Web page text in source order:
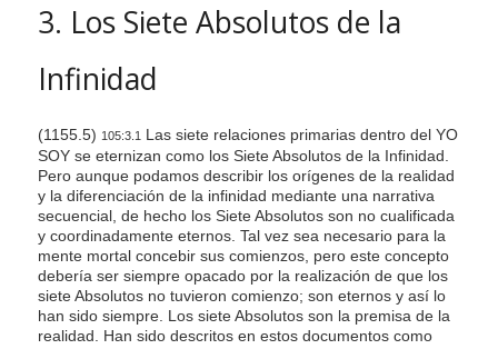
3. Los Siete Absolutos de la
Infinidad
(1155.5) 105:3.1 Las siete relaciones primarias dentro del YO
SOY se eternizan como los Siete Absolutos de la Infinidad.
Pero aunque podamos describir los orígenes de la realidad
y la diferenciación de la infinidad mediante una narrativa
secuencial, de hecho los Siete Absolutos son no cualificada
y coordinadamente eternos. Tal vez sea necesario para la
mente mortal concebir sus comienzos, pero este concepto
debería ser siempre opacado por la realización de que los
siete Absolutos no tuvieron comienzo; son eternos y así lo
han sido siempre. Los siete Absolutos son la premisa de la
realidad. Han sido descritos en estos documentos como